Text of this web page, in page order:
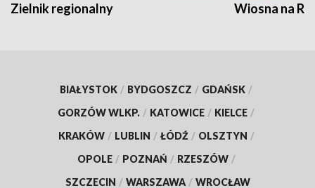
Zielnik regionalny Wiosna na
BIAŁYSTOK / BYDGOSZCZ / GDAŃSK /
GORZÓW WLKP. / KATOWICE / KIELCE /
KRAKÓW / LUBLIN / ŁÓDŹ / OLSZTYN /
OPOLE / POZNAŃ / RZESZÓW /
SZCZECIN / WARSZAWA / WROCŁAW